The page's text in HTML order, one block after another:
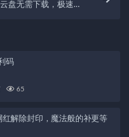
盘无需下载，极速在
码
65
红解除封印，魔法般的补更等